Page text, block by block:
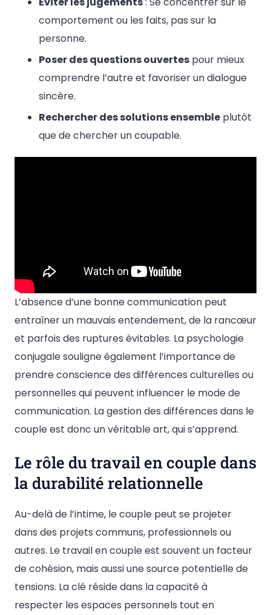
comportement ou les faits, pas sur la
personne.
Poser des questions ouvertes pour mieux
comprendre l’autre et favoriser un dialogue
sincère.
Rechercher des solutions ensemble plutôt
que de chercher un coupable.
L’absence d’une bonne communication peut
entraîner un mauvais entendement, de la rancœur
et parfois des ruptures évitables. La psychologie
conjugale souligne également l’importance de
prendre conscience des différences culturelles ou
personnelles qui peuvent influencer le mode de
communication. La gestion des différences dans le
couple est donc un véritable art, qui s’apprend.
Le rôle du travail en couple dans
la durabilité relationnelle
Au-delà de l’intime, le couple peut se projeter
dans des projets communs, professionnels ou
autres. Le travail en couple est souvent un facteur
de cohésion, mais aussi une source potentielle de
tensions. La clé réside dans la capacité à
respecter les espaces personnels tout en